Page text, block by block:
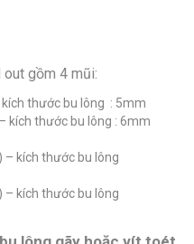
gồm 4 mũi:
kích thước bu lông : 5mm
kích thước bu lông : 6mm
– kích thước bu lông
– kích thước bu lông